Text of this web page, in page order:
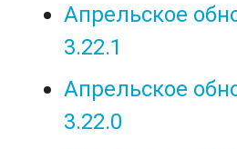
Апрельское
3.22.1
Апрельское
3.22.0